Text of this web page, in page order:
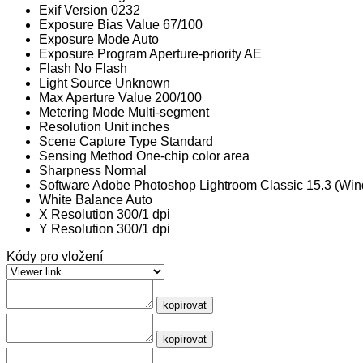
Exif Version 0232
Exposure Bias Value 67/100
Exposure ModeAuto
Exposure ProgramAperture-priority AE
Flash No Flash
Light Source Unknown
Max Aperture Value 200/100
Metering Mode Multi-segment
Resolution Unit inches
Scene Capture Type Standard
Sensing Method One-chip color area
Sharpness Normal
SoftwareAdobe Photoshop Lightroom Classic 15.3
White BalanceAuto
X Resolution 300/1 dpi
Y Resolution 300/1 dpi
Kódy pro vložení
kopírovat
kopírovat